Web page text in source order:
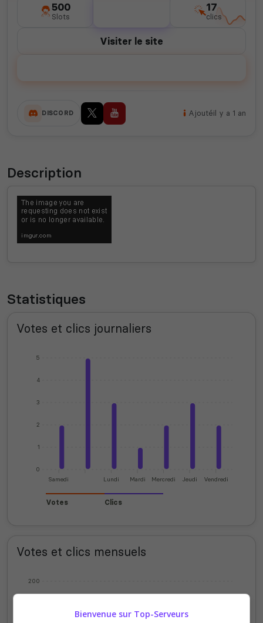
500
Slots
17
clics
Visiter le site
DISCORD Ajoutéil y a 1 an
Description
Statistiques
Votes et clics journaliers
0
1
2
3
4
5
Samedi Lundi Mardi Mercredi Jeudi Vendredi
Votes Clics
Votes et clics mensuels
200
Bienvenue sur Top-Serveurs